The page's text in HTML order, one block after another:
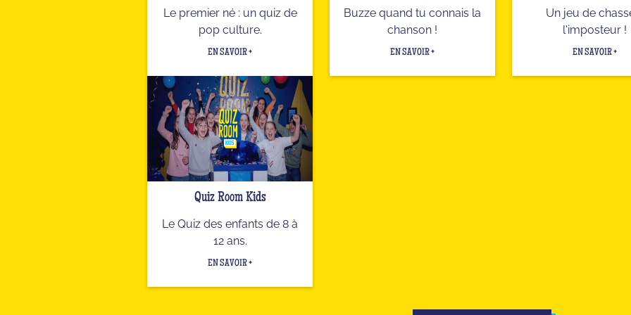
Le premier né : un quiz de
pop culture.
EN SAVOIR +
Buzze quand tu connais la
chanson !
EN SAVOIR +
Un jeu de
l'imposteur !
EN SAVOIR +
Quiz Room Kids
Le Quiz des enfants de 8 à
12 ans.
EN SAVOIR +